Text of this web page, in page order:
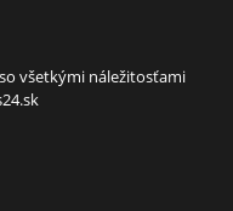
všetkými náležitosťami